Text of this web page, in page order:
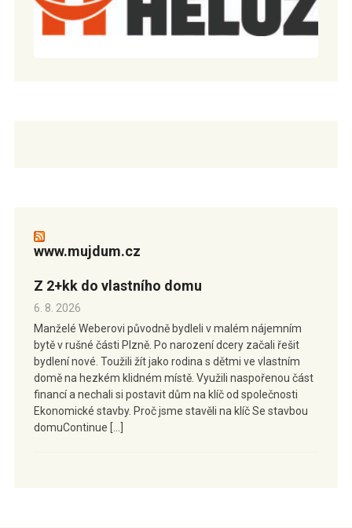
www.mujdum.cz
Z 2+kk do vlastního domu
6. 8. 2026
Manželé Weberovi původně bydleli v malém nájemním
bytě v rušné části Plzně. Po narození dcery začali řešit
bydlení nové. Toužili žít jako rodina s dětmi ve vlastním
domě na hezkém klidném místě. Využili naspořenou část
financí a nechali si postavit dům na klíč od společnosti
Ekonomické stavby. Proč jsme stavěli na klíč Se stavbou
domuContinue […]